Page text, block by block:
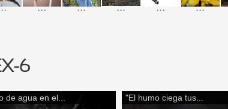
... ... ... ... ...
6
de agua en el... "El humo ciega tus...